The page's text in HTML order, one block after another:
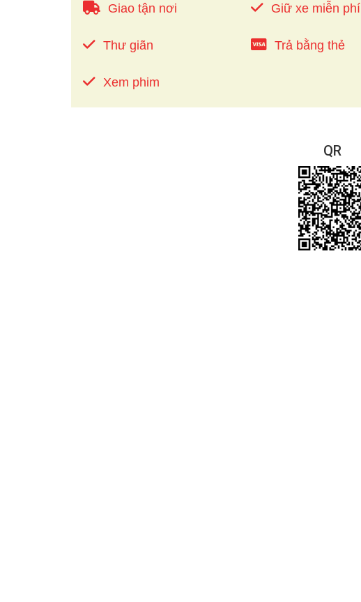
Giao tận nơi Giữ xe miễn phí
Thư giãn Trả bằng thẻ
Xem phim
QR